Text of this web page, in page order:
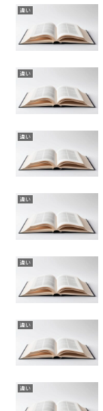
違い
違い
違い
違い
違い
違い
違い